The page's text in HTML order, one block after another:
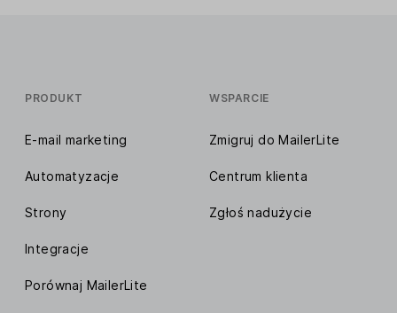
PRODUKT
E-mail marketing
Automatyzacje
Strony
Integracje
Porównaj MailerLite
WSPARCIE
Zmigruj do MailerLite
Centrum klienta
Zgłoś nadużycie